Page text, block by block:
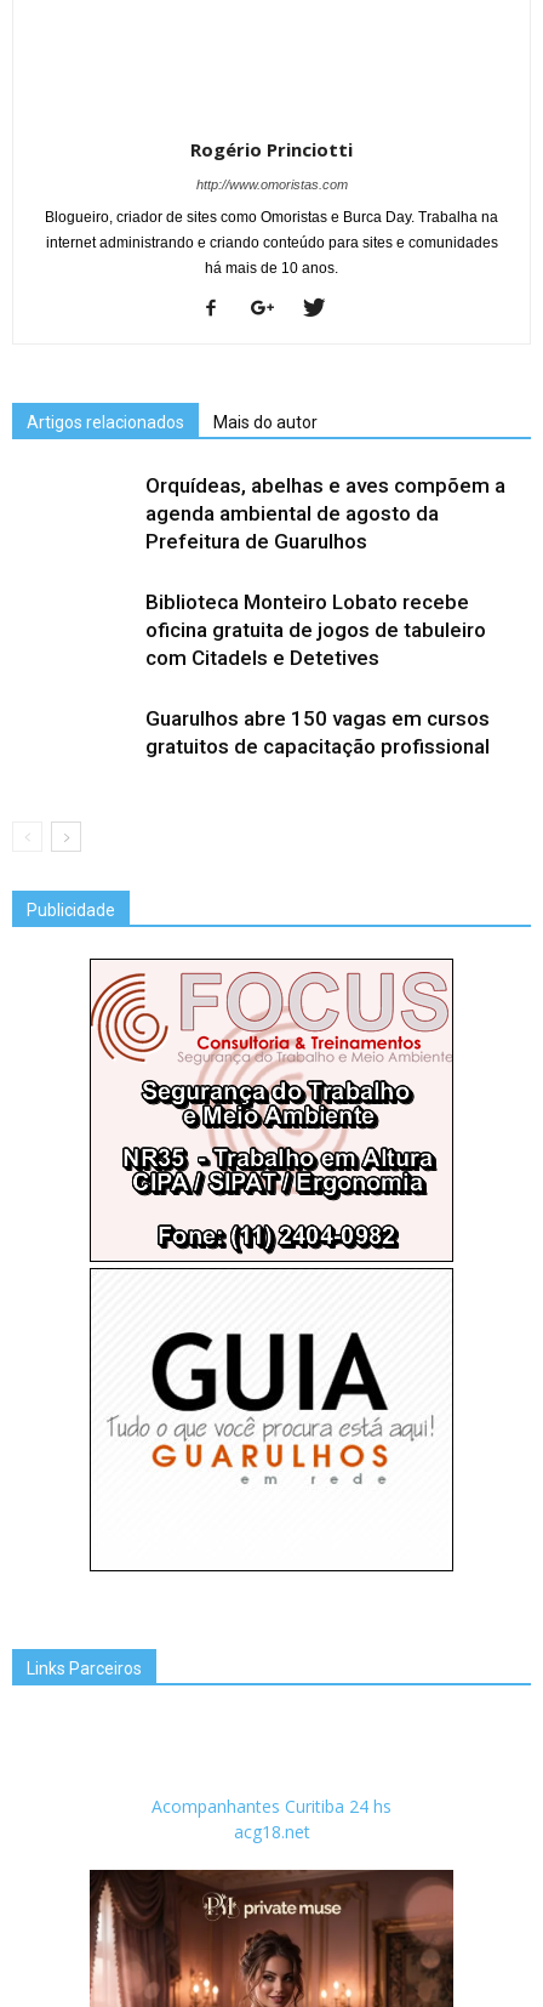
Rogério Princiotti
http://www.omoristas.com
Blogueiro, criador de sites como Omoristas e Burca Day. Trabalha na
internet administrando e criando conteúdo para sites e comunidades
há mais de 10 anos.
Artigos relacionados Mais do autor
Orquídeas, abelhas e aves compõem a
agenda ambiental de agosto da
Prefeitura de Guarulhos
Biblioteca Monteiro Lobato recebe
oficina gratuita de jogos de tabuleiro
com Citadels e Detetives
Guarulhos abre 150 vagas em cursos
gratuitos de capacitação profissional
Publicidade
Links Parceiros
Acompanhantes Curitiba 24 hs
acg18.net